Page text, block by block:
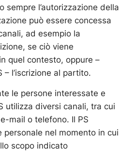
sempre l’autorizzazione della
può essere concessa
ad esempio la
se ciò viene
quel contesto, oppure –
l’iscrizione al partito.
le persone interessate e
utilizza diversi canali, tra cui
mail o telefono. Il PS
nel momento in cui
scopo indicato